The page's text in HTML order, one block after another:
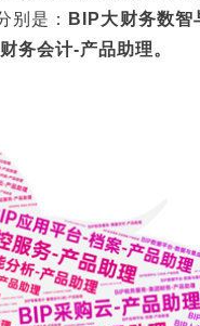
别是：
BIP大财务数
务会计-产品助理。